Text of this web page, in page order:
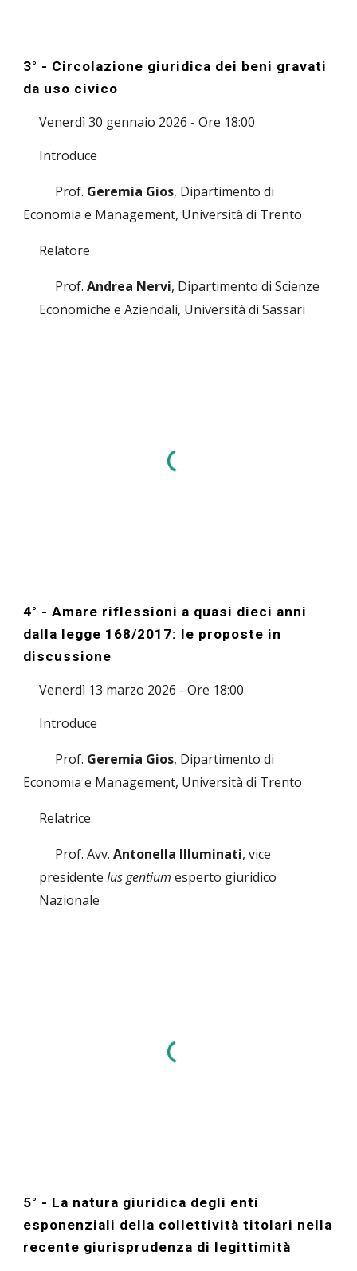
3° - Circolazione giuridica dei beni gravati
da uso civico
Venerdì 30 gennaio 2026 - Ore 18:00
Introduce
Prof. Geremia Gios, Dipartimento di
Economia e Management, Università di Trento
Relatore
Prof.Andrea Nervi, Dipartimento di Scienze
Economiche e Aziendali, Università di Sassari
4° - Amare riflessioni a quasi dieci anni
dalla legge 168/2017: le proposte in
discussione
Venerdì 13 marzo 2026 - Ore 18:00
Introduce
Prof. Geremia Gios, Dipartimento di
Economia e Management, Università di Trento
Relatrice
Prof. Avv.Antonella Illuminati, vice
presidenteIus gentiumesperto giuridico
Nazionale
5° - La natura giuridica degli enti
esponenziali della collettività titolari nella
recente giurisprudenza di legittimità